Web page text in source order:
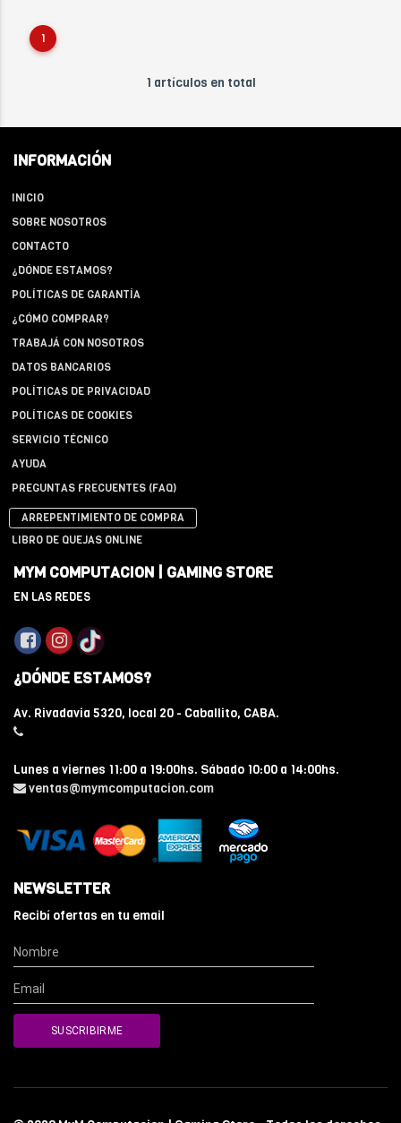
1
1 artículos en total
INFORMACIÓN
INICIO
SOBRE NOSOTROS
CONTACTO
¿DÓNDE ESTAMOS?
POLÍTICAS DE GARANTÍA
¿CÓMO COMPRAR?
TRABAJÁ CON NOSOTROS
DATOS BANCARIOS
POLÍTICAS DE PRIVACIDAD
POLÍTICAS DE COOKIES
SERVICIO TÉCNICO
AYUDA
PREGUNTAS FRECUENTES (FAQ)
ARREPENTIMIENTO DE COMPRA
LIBRO DE QUEJAS ONLINE
MYM COMPUTACION | GAMING STORE
EN LAS REDES
¿DÓNDE ESTAMOS?
Av. Rivadavia 5320, local 20 - Caballito, CABA.
Lunes a viernes 11:00 a 19:00hs. Sábado 10:00 a 14:00hs.
ventas@mymcomputacion.com
NEWSLETTER
Recibí ofertas en tu email